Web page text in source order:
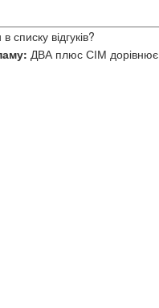
списку відгуків?
ДВАплюс СІМ